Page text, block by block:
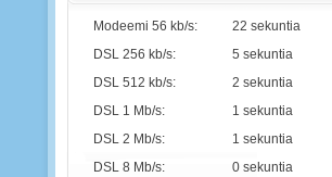
Modeemi 56 kb/s:
22 sekuntia
DSL 256 kb/s:
5 sekuntia
DSL 512 kb/s:
2 sekuntia
DSL 1 Mb/s:
1 sekuntia
DSL 2 Mb/s:
1 sekuntia
DSL 8 Mb/s:
0 sekuntia